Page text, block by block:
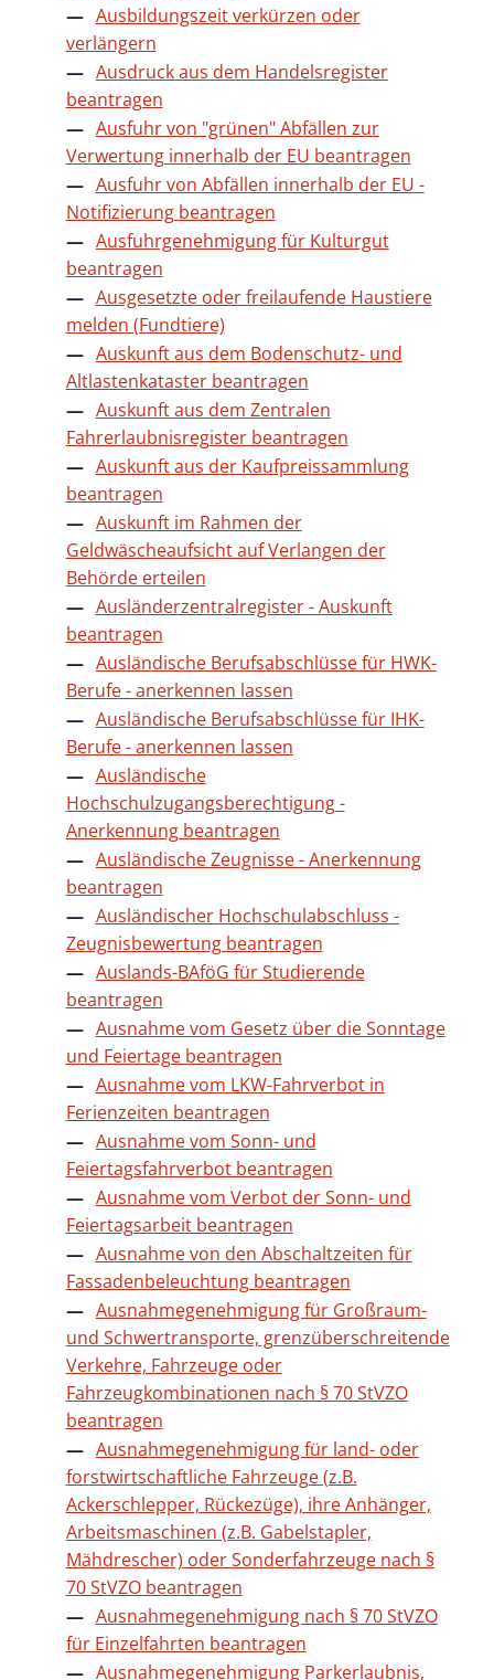
Ausbildungszeit verkürzen oder
verlängern
Ausdruck aus dem Handelsregister
beantragen
Ausfuhr von "grünen" Abfällen zur
Verwertung innerhalb der EU beantragen
Ausfuhr von Abfällen innerhalb der EU -
Notifizierung beantragen
Ausfuhrgenehmigung für Kulturgut
beantragen
Ausgesetzte oder freilaufende Haustiere
melden (Fundtiere)
Auskunft aus dem Bodenschutz- und
Altlastenkataster beantragen
Auskunft aus dem Zentralen
Fahrerlaubnisregister beantragen
Auskunft aus der Kaufpreissammlung
beantragen
Auskunft im Rahmen der
Geldwäscheaufsicht auf Verlangen der
Behörde erteilen
Ausländerzentralregister - Auskunft
beantragen
Ausländische Berufsabschlüsse für HWK-
Berufe - anerkennen lassen
Ausländische Berufsabschlüsse für IHK-
Berufe - anerkennen lassen
Ausländische
Hochschulzugangsberechtigung -
Anerkennung beantragen
Ausländische Zeugnisse - Anerkennung
beantragen
Ausländischer Hochschulabschluss -
Zeugnisbewertung beantragen
Auslands-BAföG für Studierende
beantragen
Ausnahme vom Gesetz über die Sonntage
und Feiertage beantragen
Ausnahme vom LKW-Fahrverbot in
Ferienzeiten beantragen
Ausnahme vom Sonn- und
Feiertagsfahrverbot beantragen
Ausnahme vom Verbot der Sonn- und
Feiertagsarbeit beantragen
Ausnahme von den Abschaltzeiten für
Fassadenbeleuchtung beantragen
Ausnahmegenehmigung für Großraum-
und Schwertransporte, grenzüberschreitende
Verkehre, Fahrzeuge oder
Fahrzeugkombinationen nach § 70 StVZO
beantragen
Ausnahmegenehmigung für land- oder
forstwirtschaftliche Fahrzeuge (z.B.
Ackerschlepper, Rückezüge), ihre Anhänger,
Arbeitsmaschinen (z.B. Gabelstapler,
Mähdrescher) oder Sonderfahrzeuge nach §
70 StVZO beantragen
Ausnahmegenehmigung nach § 70 StVZO
für Einzelfahrten beantragen
Ausnahmegenehmigung Parkerlaubnis,